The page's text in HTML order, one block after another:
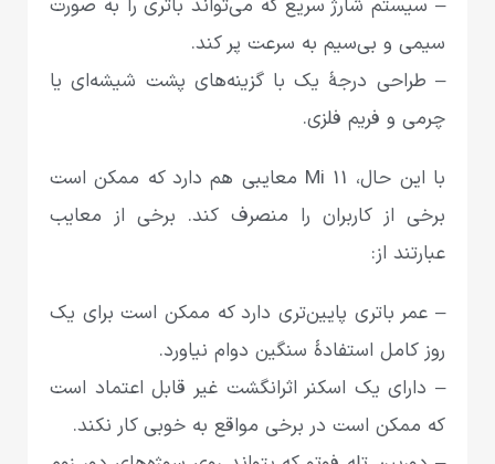
– سیستم شارژ سریع که می‌تواند باتری را به صورت
سیمی‌ و بی‌سیم به سرعت پر کند.
– طراحی درجهٔ یک با گزینه‌های پشت شیشه‌ای یا
چرمی‌ و فریم فلزی.
با این حال، Mi 11 معایبی هم دارد که ممکن است
برخی از کاربران را منصرف کند. برخی از معایب
عبارتند از:
– عمر باتری پایین‌تری دارد که ممکن است برای یک
روز کامل استفادهٔ سنگین دوام نیاورد.
– دارای یک اسکنر اثرانگشت غیر قابل اعتماد است
که ممکن است در برخی مواقع به خوبی کار نکند.